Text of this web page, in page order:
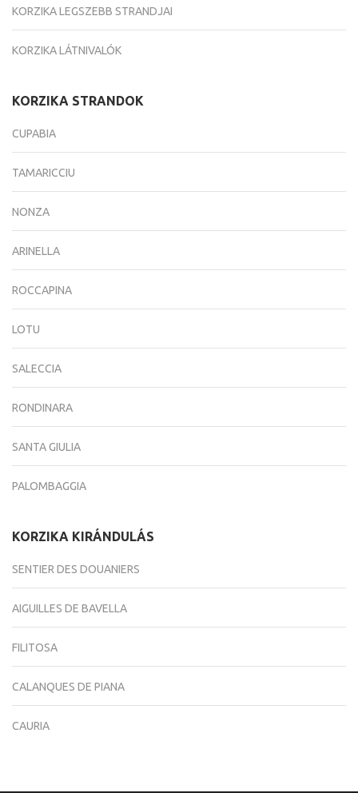
KORZIKA LEGSZEBB STRANDJAI
KORZIKA LÁTNIVALÓK
KORZIKA STRANDOK
CUPABIA
TAMARICCIU
NONZA
ARINELLA
ROCCAPINA
LOTU
SALECCIA
RONDINARA
SANTA GIULIA
PALOMBAGGIA
KORZIKA KIRÁNDULÁS
SENTIER DES DOUANIERS
AIGUILLES DE BAVELLA
FILITOSA
CALANQUES DE PIANA
CAURIA